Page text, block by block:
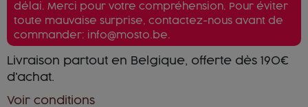
délai. Merci pour votre compréhension. Pour éviter
toute mauvaise surprise, contactez-nous avant de
commander: info@mosto.be.
Livraison partout en Belgique, offerte dès 190€
d'achat.
Voir conditions